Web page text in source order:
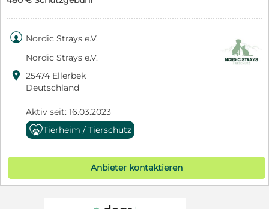
 Nordic Strays e.V.
Nordic Strays e.V.
 25474 Ellerbek
Deutschland
Aktiv seit: 16.03.2023
Tierheim / Tierschutz
Anbieter kontaktieren